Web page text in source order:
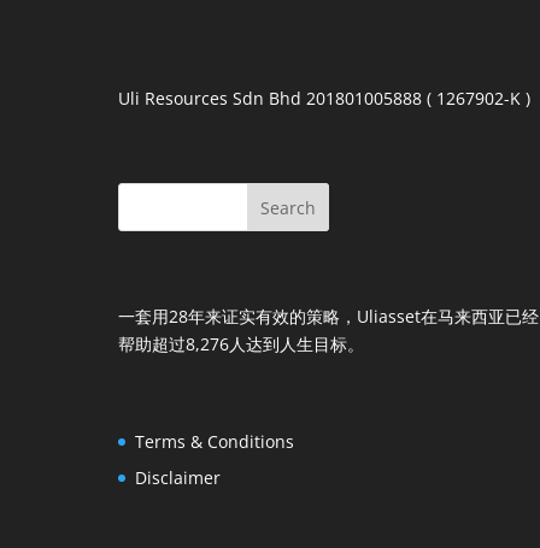
Uli Resources Sdn Bhd 201801005888 ( 1267902-K )
一套用28年来证实有效的策略，Uliasset在马来西亚已经
帮助超过8,276人达到人生目标。
Terms & Conditions
Disclaimer